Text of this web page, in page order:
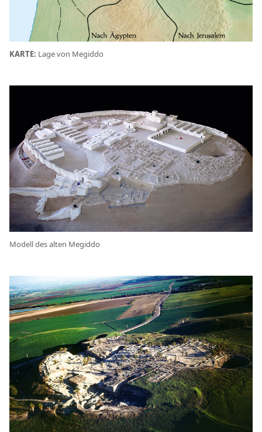
KARTE: Lage von Megiddo
Modell des alten Megiddo